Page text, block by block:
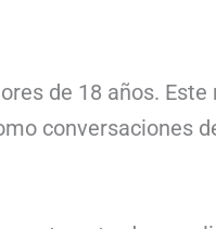
de 18 años. Este
conversaciones